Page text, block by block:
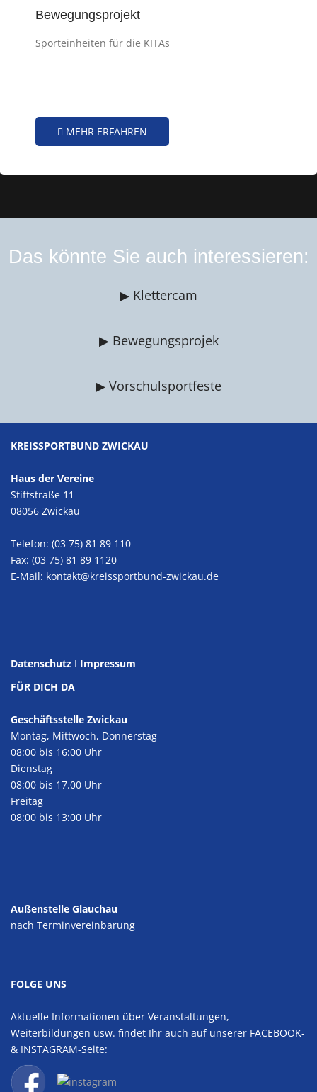
Bewegungsprojekt
Sporteinheiten für die KITAs
MEHR ERFAHREN
Das könnte Sie auch interessieren:
▶ Klettercam
▶ Bewegungsprojek
▶ Vorschulsportfeste
KREISSPORTBUND ZWICKAU
Haus der Vereine
Stiftstraße 11
08056 Zwickau
Telefon: (03 75) 81 89 110
Fax: (03 75) 81 89 1120
E-Mail: kontakt@kreissportbund-zwickau.de
Datenschutz I Impressum
FÜR DICH DA
Geschäftsstelle Zwickau
Montag, Mittwoch, Donnerstag
08:00 bis 16:00 Uhr
Dienstag
08:00 bis 17.00 Uhr
Freitag
08:00 bis 13:00 Uhr
Außenstelle Glauchau
nach Terminvereinbarung
FOLGE UNS
Aktuelle Informationen über Veranstaltungen,
Weiterbildungen usw. findet Ihr auch auf unserer FACEBOOK-
& INSTAGRAM-Seite: